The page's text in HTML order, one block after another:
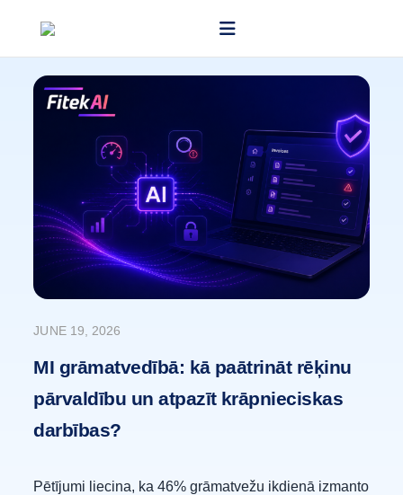
JUNE 19, 2026
MI grāmatvedībā: kā paātrināt rēķinu
pārvaldību un atpazīt krāpnieciskas
darbības?
Pētījumi liecina, ka 46% grāmatvežu ikdienā izmanto